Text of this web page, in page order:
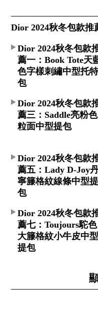
Dior 2024秋冬包款推
Dior 2024秋冬包款
薦一：Book Tote天
色字樣刺繡中型托特
包
Dior 2024秋冬包款
薦三：Saddle亮粉色
粒面中型提包
Dior 2024秋冬包款
薦五：Lady D-Joy
寧籐格紋線條中型提
包
Dior 2024秋冬包款
薦七：Toujours駝色
大籐格紋小牛皮中型
提包